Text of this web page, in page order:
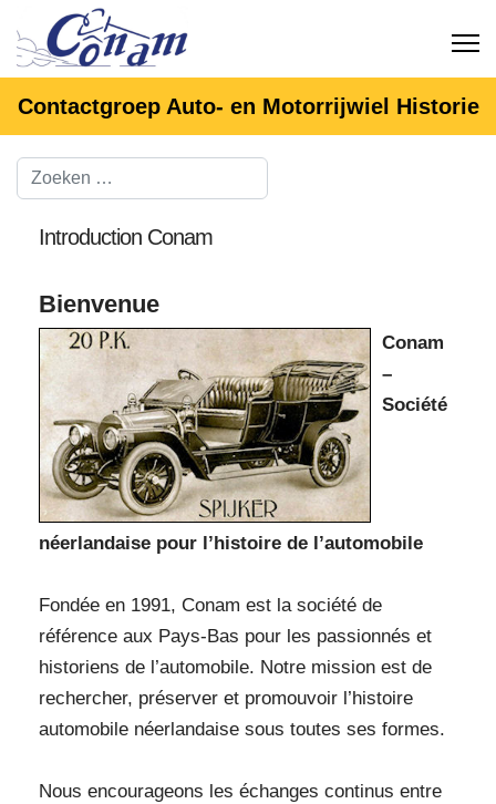
Contactgroep Auto- en Motorrijwiel Historie
Introduction Conam
Bienvenue
Conam
–
Société
néerlandaise pour l’histoire de l’automobile
Fondée en 1991, Conam est la société de
référence aux Pays-Bas pour les passionnés et
historiens de l’automobile. Notre mission est de
rechercher, préserver et promouvoir l’histoire
automobile néerlandaise sous toutes ses formes.
Nous encourageons les échanges continus entre